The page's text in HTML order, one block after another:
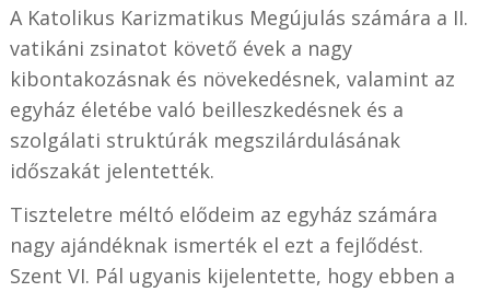
A Katolikus Karizmatikus Megújulás számára a II.
vatikáni zsinatot követő évek a nagy
kibontakozásnak és növekedésnek, valamint az
egyház életébe való beilleszkedésnek és a
szolgálati struktúrák megszilárdulásának
időszakát jelentették.
Tiszteletre méltó elődeim az egyház számára
nagy ajándéknak ismerték el ezt a fejlődést.
Szent VI. Pál ugyanis kijelentette, hogy ebben a